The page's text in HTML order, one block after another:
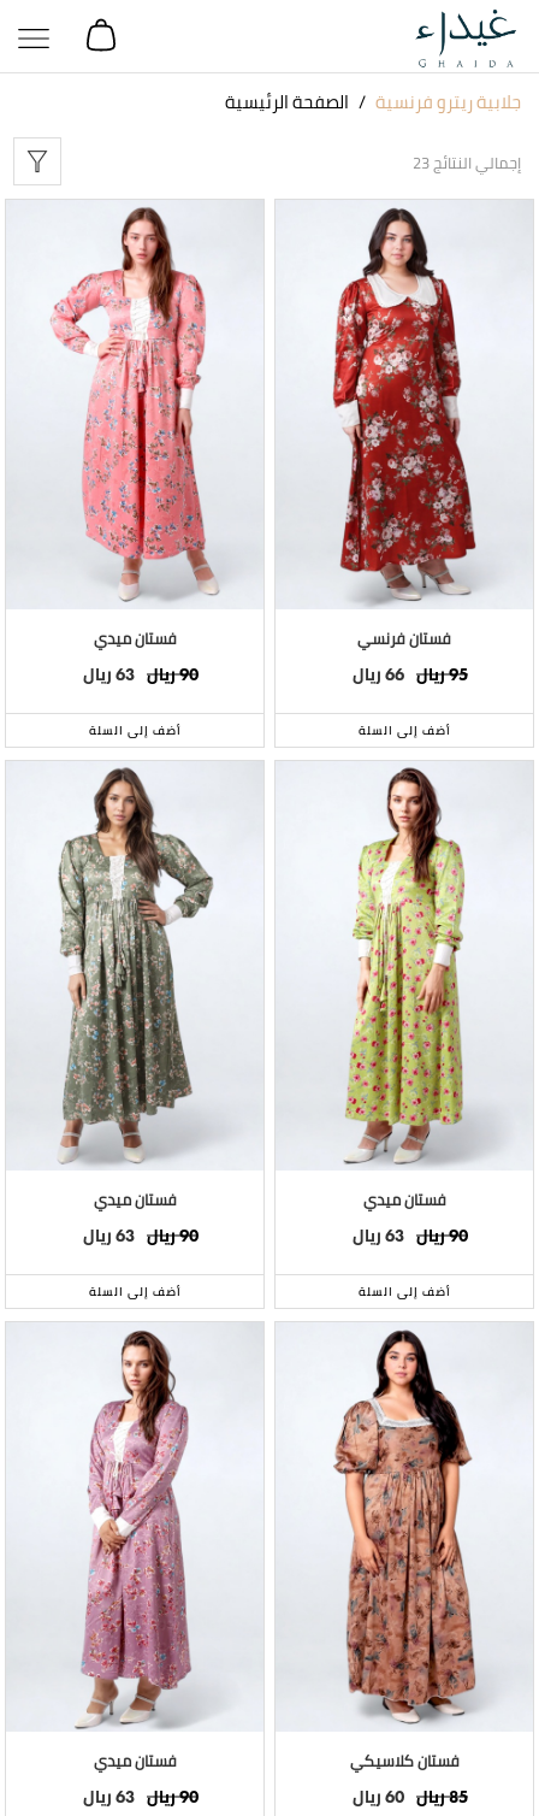
جلابية ريترو فرنسية الصفحة الرئيسية
إجمالي النتائج 23
فستان فرنسي
ريال95 ريال 66
أضف إلى السلة
فستان ميدي
ريال90 ريال 63
أضف إلى السلة
فستان ميدي
ريال90 ريال 63
أضف إلى السلة
فستان ميدي
ريال90 ريال 63
أضف إلى السلة
فستان كلاسيكي
ريال85 ريال 60
فستان ميدي
ريال90 ريال 63